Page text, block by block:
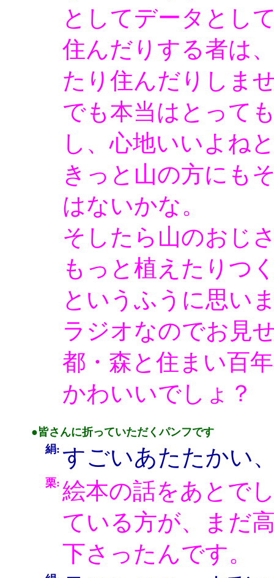
としてデータとし
住んだりする者は
たり住んだりしま
でも本当はとって
し、心地いいよね
きっと山の方にも
はないかな。
そしたら山のおじ
もっと植えたりつ
というふうに思い
ラジオなのでお見
都・森と住まい百
かわいいでしょ？
●皆さんに折っていただくパンフです
絹: すごいあたたかい
栗: 絵本の話をあとで
ている方が、まだ
下さったんです。